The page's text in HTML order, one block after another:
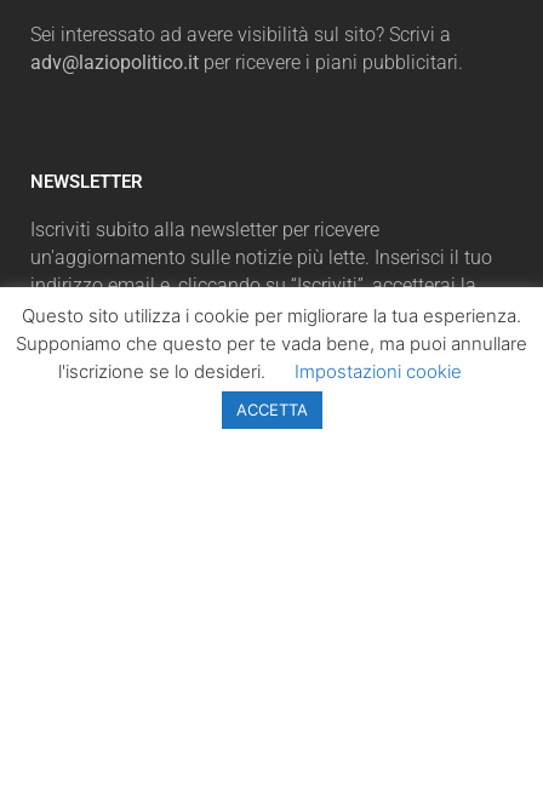
Sei interessato ad avere visibilità sul sito? Scrivi a
adv@laziopolitico.it per ricevere i piani pubblicitari.
NEWSLETTER
Iscriviti subito alla newsletter per ricevere
un'aggiornamento sulle notizie più lette. Inserisci il tuo
indirizzo email e, cliccando su “Iscriviti”, accetterai la
automaticamente la nostra Privacy Policy.
Questo sito utilizza i cookie per migliorare la tua esperienza.
Supponiamo che questo per te vada bene, ma puoi annullare
l'iscrizione se lo desideri.
Impostazioni cookie
ACCETTA